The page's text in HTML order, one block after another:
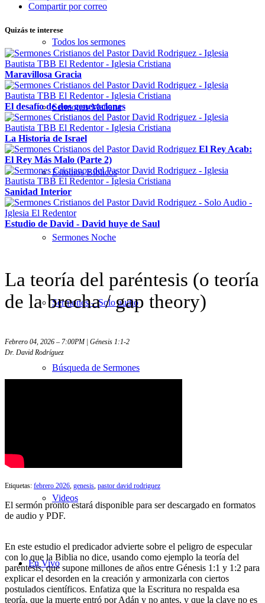
Todos los sermones
Sermones Mañana
Estudios Bíblicos
Sermones Noche
Sermones – Solo audio
Búsqueda de Sermones
Videos
En Vivo
Compartir por correo
Quizás te interese
Maravillosa Gracia
El desafío de dos generaciones
La Historia de Israel
El Rey Acab:
El Rey Más Malo (Parte 2)
Sanidad Interior
Estudio de David - David huye de Saul
La teoría del paréntesis (o teoría
de la brecha / gap theory)
Febrero 04, 2026 – 7:00PM | Génesis 1:1-2
Dr. David Rodríguez
Etiquetas: febrero 2026 genesis pastor david rodriguez
El sermón pronto estará disponible para ser descargado en formatos
de audio y PDF.
En este estudio el predicador advierte sobre el peligro de especular
con lo que la Biblia no dice, usando como ejemplo la teoría del
paréntesis, que supone millones de años entre Génesis 1:1 y 1:2 para
explicar el desorden en la creación y armonizarla con ciertos
postulados científicos. Enfatiza que la Escritura no respalda esa
teoría, que la muerte entró por Adán y no antes, y que la clave no es